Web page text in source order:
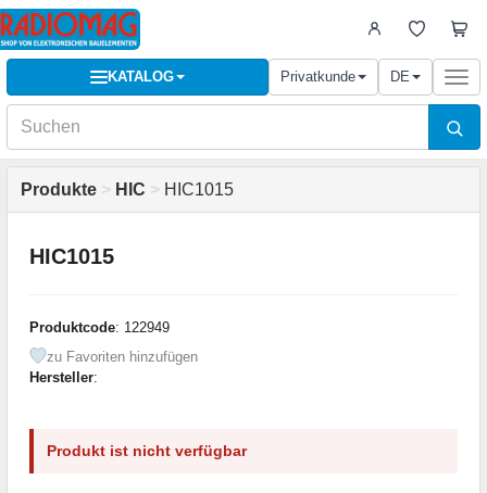
KATALOG Privatkunde DE
Produkte > HIC > HIC1015
HIC1015
Produktcode: 122949
zu Favoriten hinzufügen
Hersteller:
Produkt ist nicht verfügbar